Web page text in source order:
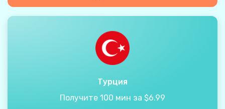
Турция
Получите 100 мин за $6.99